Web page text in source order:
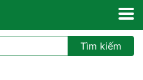
Tìm kiếm